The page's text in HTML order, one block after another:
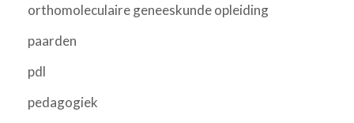
orthomoleculaire geneeskunde opleiding
paarden
pdl
pedagogiek